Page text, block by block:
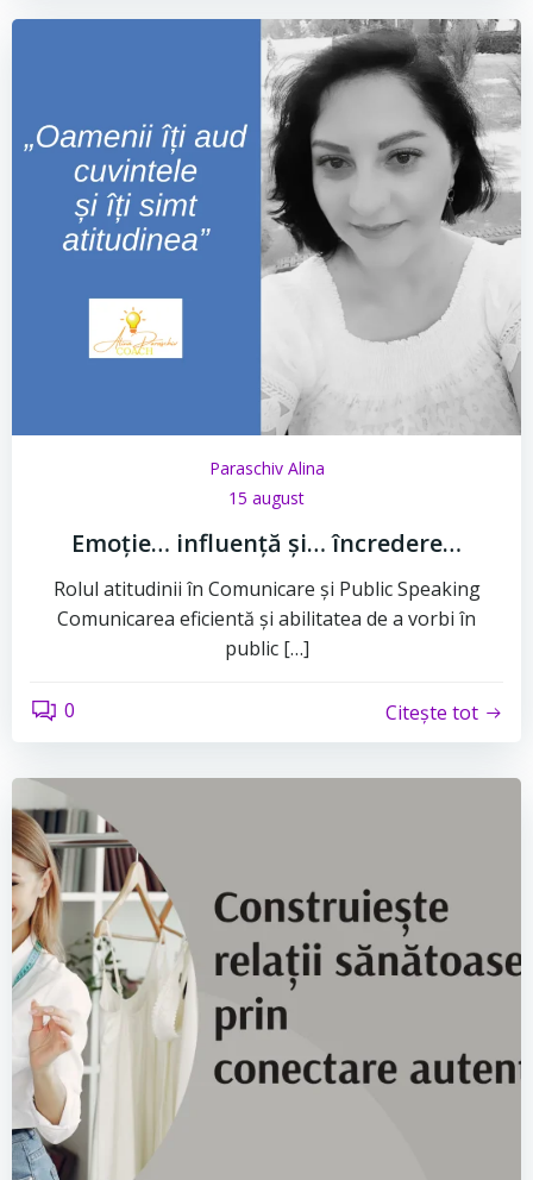
Paraschiv Alina
15 august
Emoție… influență și… încredere…
Rolul atitudinii în Comunicare și Public Speaking
Comunicarea eficientă și abilitatea de a vorbi în
public […]
0 Citește tot